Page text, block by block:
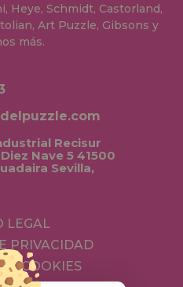
Heye, Schmidt, Castorland,
Art Puzzle, Gibsons y
más.
Recisur
Nave 5 41500
Sevilla,
LEGAL
PRIVACIDAD
COOKIES